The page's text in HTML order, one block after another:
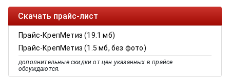
Скачать прайс-лист
Прайс-КрепМетиз (19.1 мб)
Прайс-КрепМетиз (1.5 мб, без фото)
дополнительные скидки от цен указанных в прайсе
обсуждаются.